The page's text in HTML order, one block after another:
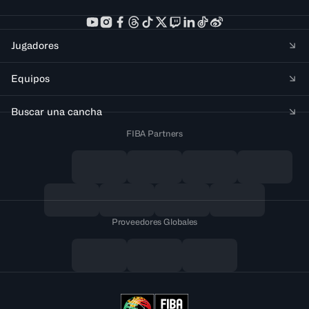
Jugadores
Equipos
Buscar una cancha
FIBA Partners
Proveedores Globales